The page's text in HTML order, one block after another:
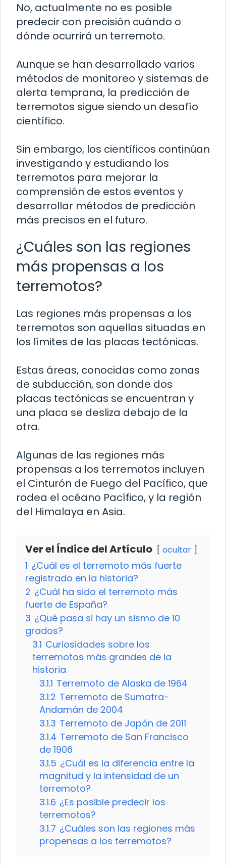
No, actualmente no es posible
predecir con precisión cuándo o
dónde ocurrirá un terremoto.
Aunque se han desarrollado varios
métodos de monitoreo y sistemas de
alerta temprana, la predicción de
terremotos sigue siendo un desafío
científico.
Sin embargo, los científicos continúan
investigando y estudiando los
terremotos para mejorar la
comprensión de estos eventos y
desarrollar métodos de predicción
más precisos en el futuro.
¿Cuáles son las regiones
más propensas a los
terremotos?
Las regiones más propensas a los
terremotos son aquellas situadas en
los límites de las placas tectónicas.
Estas áreas, conocidas como zonas
de subducción, son donde dos
placas tectónicas se encuentran y
una placa se desliza debajo de la
otra.
Algunas de las regiones más
propensas a los terremotos incluyen
el Cinturón de Fuego del Pacífico, que
rodea el océano Pacífico, y la región
del Himalaya en Asia.
Ver el Índice del Artículo ocultar
1 ¿Cuál es el terremoto más fuerte
registrado en la historia?
2 ¿Cuál ha sido el terremoto más
fuerte de España?
3 ¿Qué pasa si hay un sismo de 10
grados?
3.1 Curiosidades sobre los
terremotos más grandes de la
historia
3.1.1 Terremoto de Alaska de 1964
3.1.2 Terremoto de Sumatra-
Andamán de 2004
3.1.3 Terremoto de Japón de 2011
3.1.4 Terremoto de San Francisco
de 1906
3.1.5 ¿Cuál es la diferencia entre la
magnitud y la intensidad de un
terremoto?
3.1.6 ¿Es posible predecir los
terremotos?
3.1.7 ¿Cuáles son las regiones más
propensas a los terremotos?